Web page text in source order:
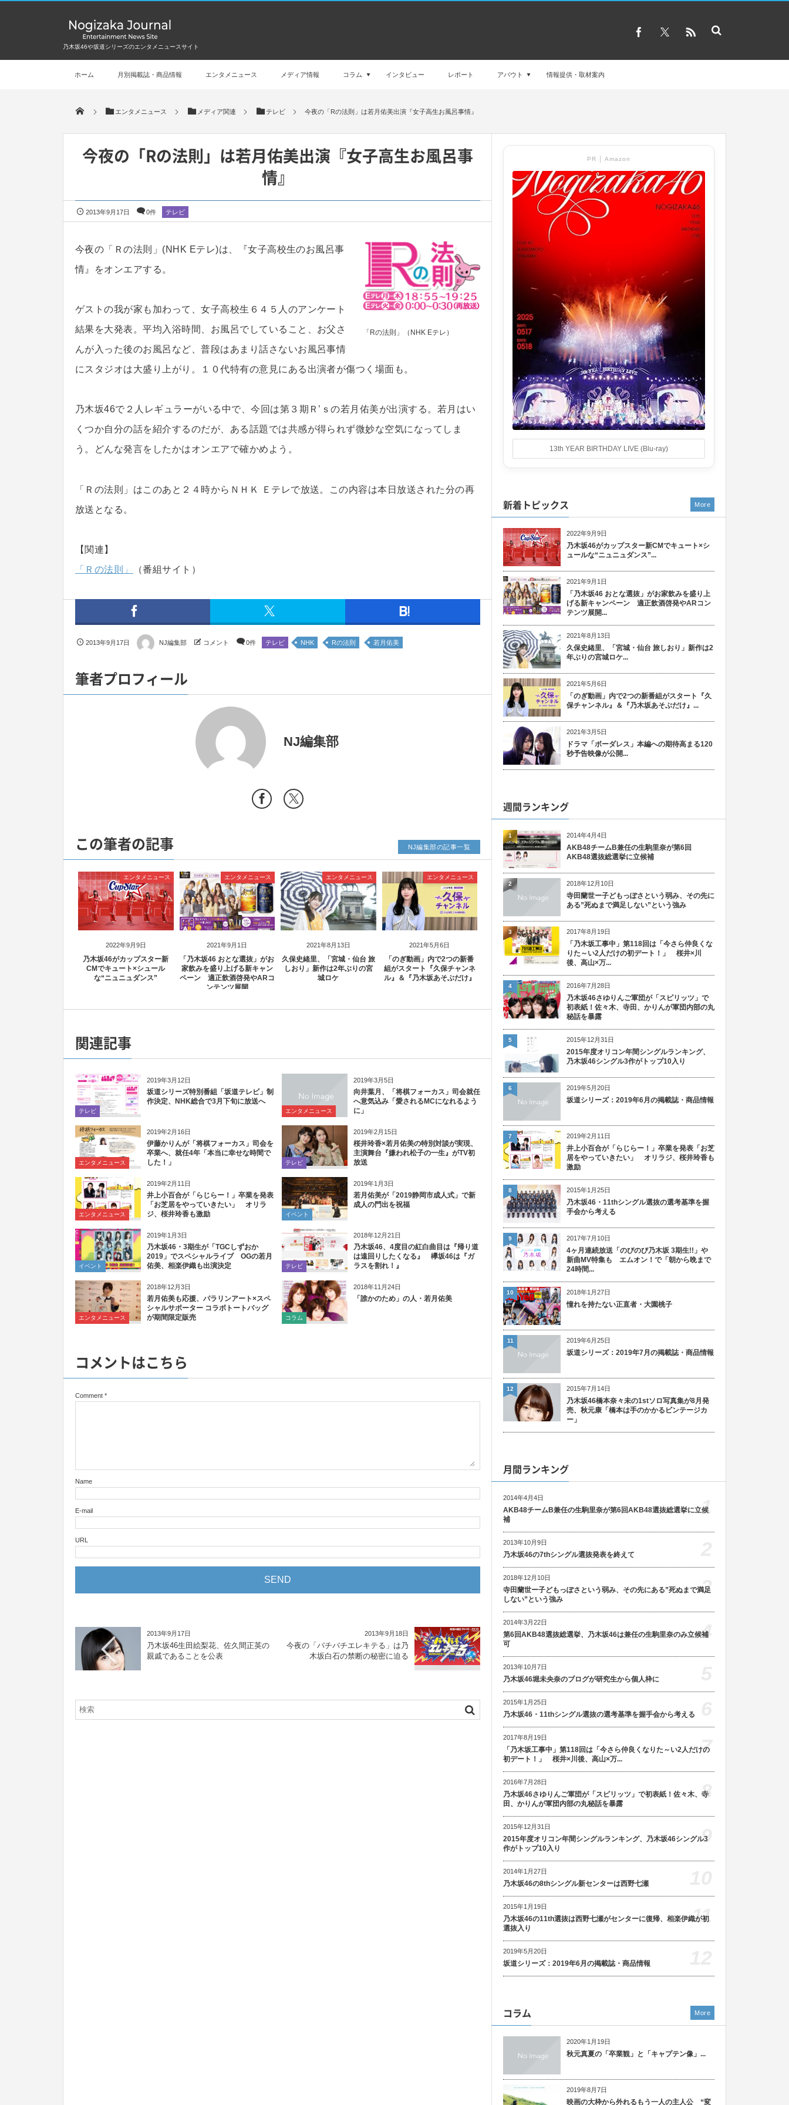
乃木坂46や坂道シリーズのエンタメニュースサイト
ホーム 月別掲載誌・商品情報 エンタメニュース メディア情報 コラム インタビュー レポート アバウト 情報提供・取材案内
エンタメニュース メディア関連 テレビ 今夜の「Rの法則」は若月佑美出演『女子高生お風呂事情』
今夜の「Rの法則」は若月佑美出演『女子高生お風呂事
情』
2013年9月17日 0件 テレビ
「Rの法則」（NHK Eテレ）
今夜の「Ｒの法則」(NHK Eテレ)は、『女子高校生のお風呂事
情』をオンエアする。
ゲストの我が家も加わって、女子高校生６４５人のアンケート
結果を大発表。平均入浴時間、お風呂でしていること、お父さ
んが入った後のお風呂など、普段はあまり話さないお風呂事情
にスタジオは大盛り上がり。１０代特有の意見にある出演者が傷つく場面も。
乃木坂46で２人レギュラーがいる中で、今回は第３期Ｒ’ｓの若月佑美が出演する。若月はい
くつか自分の話を紹介するのだが、ある話題では共感が得られず微妙な空気になってしま
う。どんな発言をしたかはオンエアで確かめよう。
「Ｒの法則」はこのあと２４時からＮＨＫ Ｅテレで放送。この内容は本日放送された分の再
放送となる。
【関連】
「Ｒの法則」
（番組サイト）
2013年9月17日 NJ編集部 コメント 0件 テレビ NHK Rの法則 若月佑美
筆者プロフィール
NJ編集部
この筆者の記事
2022年9月9日
エンタメニュース
乃木坂46がカップスター新
CMでキュート×シュール
な“ニュニュダンス”
2021年9月1日
エンタメニュース
「乃木坂46 おとな選抜」がお
家飲みを盛り上げる新キャン
ペーン 適正飲酒啓発やARコ
ンテンツ展開
2021年8月13日
エンタメニュース
久保史緒里、「宮城・仙台 旅
しおり」新作は2年ぶりの宮
城ロケ
2021年5月6日
エンタメニュース
「のぎ動画」内で2つの新番
組がスタート『久保チャンネ
ル』＆『乃木坂あそぶだけ』
NJ編集部の記事一覧
関連記事
2019年3月12日
テレビ
坂道シリーズ特別番組「坂道テレビ」制
作決定、NHK総合で3月下旬に放送へ
2019年3月5日
エンタメニュース
向井葉月、「将棋フォーカス」司会就任
へ意気込み「愛されるMCになれるよう
に」
2019年2月16日
エンタメニュース
伊藤かりんが「将棋フォーカス」司会を
卒業へ、就任4年「本当に幸せな時間で
した！」
2019年2月15日
テレビ
桜井玲香×若月佑美の特別対談が実現、
主演舞台『嫌われ松子の一生』がTV初
放送
2019年2月11日
エンタメニュース
井上小百合が「らじらー！」卒業を発表
「お芝居をやっていきたい」 オリラ
ジ、桜井玲香も激励
2019年1月3日
イベント
若月佑美が「2019静岡市成人式」で新
成人の門出を祝福
2019年1月3日
イベント
乃木坂46・3期生が「TGCしずおか
2019」でスペシャルライブ OGの若月
佑美、相楽伊織も出演決定
2018年12月21日
テレビ
乃木坂46、4度目の紅白曲目は『帰り道
は遠回りしたくなる』 欅坂46は『ガ
ラスを割れ！』
2018年12月3日
エンタメニュース
若月佑美も応援、パラリンアート×スペ
シャルサポーター コラボトートバッグ
が期間限定販売
2018年11月24日
コラム
「誰かのため」の人・若月佑美
コメントはこちら
Comment *
Name
E-mail
URL
2013年9月17日
乃木坂46生田絵梨花、佐久間正英の
親戚であることを公表
2013年9月18日
今夜の「バチバチエレキテる」は乃
木坂白石の禁断の秘密に迫る
PR │ Amazon
13th YEAR BIRTHDAY LIVE (Blu-ray)
新着トピックス
2022年9月9日
乃木坂46がカップスター新CMでキュート×シ
ュールな“ニュニュダンス”...
2021年9月1日
「乃木坂46 おとな選抜」がお家飲みを盛り上
げる新キャンペーン 適正飲酒啓発やARコン
テンツ展開...
2021年8月13日
久保史緒里、「宮城・仙台 旅しおり」新作は2
年ぶりの宮城ロケ...
2021年5月6日
「のぎ動画」内で2つの新番組がスタート『久
保チャンネル』＆『乃木坂あそぶだけ』...
2021年3月5日
ドラマ「ボーダレス」本編への期待高まる120
秒予告映像が公開...
More
週間ランキング
2014年4月4日
AKB48チームB兼任の生駒里奈が第6回
AKB48選抜総選挙に立候補
1
2018年12月10日
寺田蘭世ー子どもっぽさという弱み、その先に
ある”死ぬまで満足しない”という強み
2
2017年8月19日
「乃木坂工事中」第118回は「今さら仲良くな
りた～い2人だけの初デート！」 桜井×川
後、高山×万...
3
2016年7月28日
乃木坂46さゆりんご軍団が「スピリッツ」で
初表紙！佐々木、寺田、かりんが軍団内部の丸
秘話を暴露
4
2015年12月31日
2015年度オリコン年間シングルランキング、
乃木坂46シングル3作がトップ10入り
5
2019年5月20日
坂道シリーズ：2019年6月の掲載誌・商品情報
6
2019年2月11日
井上小百合が「らじらー！」卒業を発表「お芝
居をやっていきたい」 オリラジ、桜井玲香も
激励
7
2015年1月25日
乃木坂46・11thシングル選抜の選考基準を握
手会から考える
8
2017年7月10日
4ヶ月連続放送「のびのび乃木坂 3期生!!」や
新曲MV特集も エムオン！で「朝から晩まで
24時間...
9
2018年1月27日
憧れを持たない正直者・大園桃子
10
2019年6月25日
坂道シリーズ：2019年7月の掲載誌・商品情報
11
2015年7月14日
乃木坂46橋本奈々未の1stソロ写真集が8月発
売、秋元康「橋本は手のかかるビンテージカ
ー」
12
月間ランキング
2014年4月4日
AKB48チームB兼任の生駒里奈が第6回AKB48選抜総選挙に立候
補
1
2013年10月9日
乃木坂46の7thシングル選抜発表を終えて
2018年12月10日
寺田蘭世ー子どもっぽさという弱み、その先にある”死ぬまで満足
しない”という強み
3
2014年3月22日
第6回AKB48選抜総選挙、乃木坂46は兼任の生駒里奈のみ立候補
可
4
2013年10月7日
乃木坂46堀未央奈のブログが研究生から個人枠に
2015年1月25日
乃木坂46・11thシングル選抜の選考基準を握手会から考える
2017年8月19日
「乃木坂工事中」第118回は「今さら仲良くなりた～い2人だけの
初デート！」 桜井×川後、高山×万...
7
2016年7月28日
乃木坂46さゆりんご軍団が「スピリッツ」で初表紙！佐々木、寺
田、かりんが軍団内部の丸秘話を暴露
8
2015年12月31日
2015年度オリコン年間シングルランキング、乃木坂46シングル3
作がトップ10入り
9
2014年1月27日
乃木坂46の8thシングル新センターは西野七瀬
2015年1月19日
乃木坂46の11th選抜は西野七瀬がセンターに復帰、相楽伊織が初
選抜入り
11
2019年5月20日
坂道シリーズ：2019年6月の掲載誌・商品情報
コラム
2020年1月19日
秋元真夏の「卒業観」と「キャプテン像」...
2019年8月7日
映画の大枠から外れるもう一人の主人公 “変
More